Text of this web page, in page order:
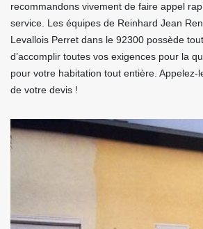
recommandons vivement de faire appel
service. Les équipes de Reinhard Jean
Levallois Perret dans le 92300 possède
d’accomplir toutes vos exigences pour la
pour votre habitation tout entière. Appelez-
de votre devis !